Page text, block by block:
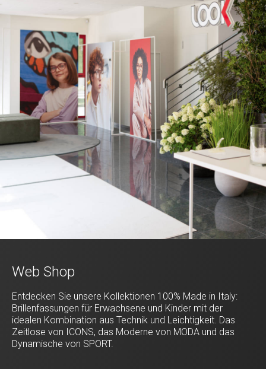
Web Shop
Entdecken Sie unsere Kollektionen 100% Made in Italy:
Brillenfassungen für Erwachsene und Kinder mit der
idealen Kombination aus Technik und Leichtigkeit. Das
Zeitlose von ICONS, das Moderne von MODA und das
Dynamische von SPORT.